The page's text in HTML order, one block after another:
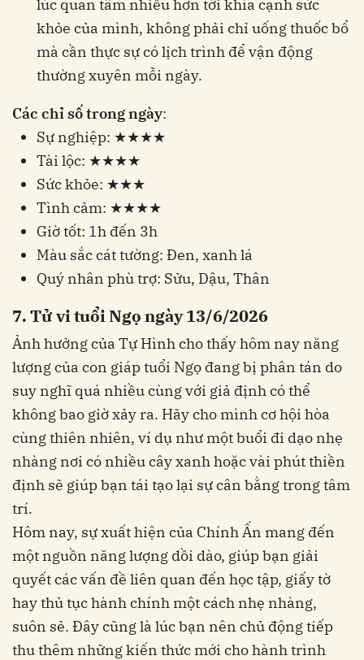
lúc quan tâm nhiều hơn tới khía cạnh sức
khỏe của mình, không phải chỉ uống thuốc bổ
mà cần thực sự có lịch trình để vận động
thường xuyên mỗi ngày.
Các chỉ số trong ngày:
Sự nghiệp: ★★★★
Tài lộc: ★★★★
Sức khỏe: ★★★
Tình cảm: ★★★★
Giờ tốt: 1h đến 3h
Màu sắc cát tường: Đen, xanh lá
Quý nhân phù trợ: Sửu, Dậu, Thân
7. Tử vi tuổi Ngọ ngày 13/6/2026
Ảnh hưởng của Tự Hình cho thấy hôm nay năng
lượng của con giáp tuổi Ngọ đang bị phân tán do
suy nghĩ quá nhiều cùng với giả định có thể
không bao giờ xảy ra. Hãy cho mình cơ hội hòa
cùng thiên nhiên, ví dụ như một buổi đi dạo nhẹ
nhàng nơi có nhiều cây xanh hoặc vài phút thiền
định sẽ giúp bạn tái tạo lại sự cân bằng trong tâm
trí.
Hôm nay, sự xuất hiện của Chính Ấn mang đến
một nguồn năng lượng dồi dào, giúp bạn giải
quyết các vấn đề liên quan đến học tập, giấy tờ
hay thủ tục hành chính một cách nhẹ nhàng,
suôn sẻ. Đây cũng là lúc bạn nên chủ động tiếp
thu thêm những kiến thức mới cho hành trình